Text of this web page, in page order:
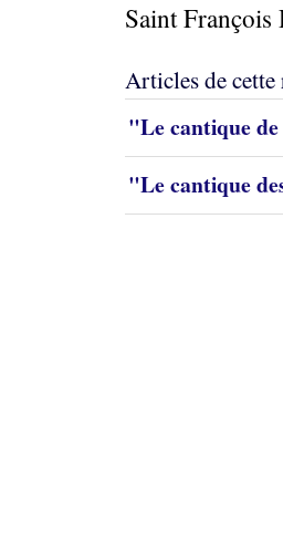
Saint François
Articles de
"Le cantique
"Le cantique